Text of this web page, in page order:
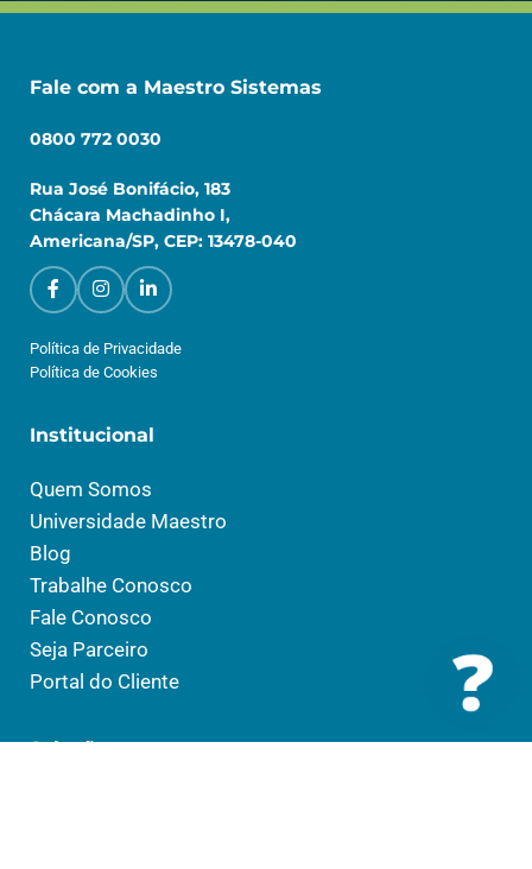
Fale com a Maestro Sistemas
0800 772 0030
Rua José Bonifácio, 183
Chácara Machadinho I,
Americana/SP, CEP: 13478-040
Política de Privacidade
Política de Cookies
Institucional
Quem Somos
Universidade Maestro
Blog
Trabalhe Conosco
Fale Conosco
Seja Parceiro
Portal do Cliente
Soluções